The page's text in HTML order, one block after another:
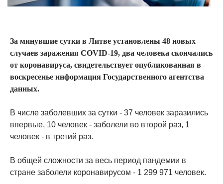
За минувшие сутки в Литве установлены 48 новых
случаев заражения COVID-19, два человека скончались
от коронавируса, свидетельствует опубликованная в
воскресенье информация Государственного агентства
данных.
В числе заболевших за сутки - 37 человек заразились
впервые, 10 человек - заболели во второй раз, 1
человек - в третий раз.
В общей сложности за весь период пандемии в
стране заболели коронавирусом - 1 299 971 человек.